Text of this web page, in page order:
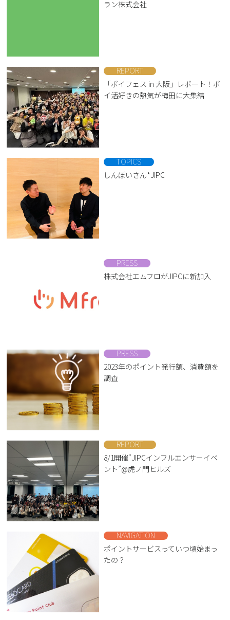
ラン株式会社
REPORT
「ポイフェス in 大阪」レポート！ポ
イ活好きの熱気が梅田に大集結
TOPICS
しんぽいさん*JIPC
PRESS
株式会社エムフロがJIPCに新加入
PRESS
2023年のポイント発行額、消費額を
調査
REPORT
8/1開催"JIPCインフルエンサーイベ
ント”@虎ノ門ヒルズ
NAVIGATION
ポイントサービスっていつ頃始まっ
たの？